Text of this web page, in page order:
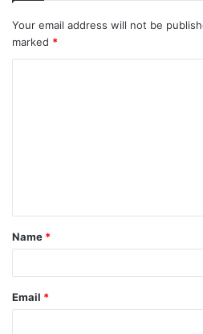
Your email address will not be
marked *
Name *
Email *